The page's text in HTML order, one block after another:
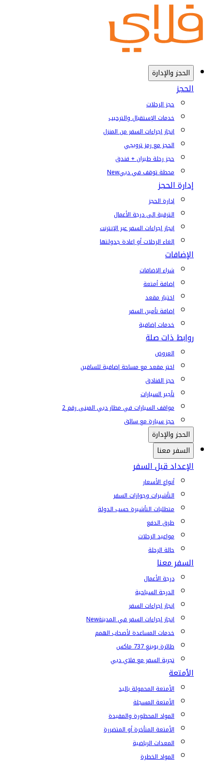
الحجز والإدارة
الحجز
حجز الرحلات
خدمات الإستقبال والترحيب
إنجاز إجراءات السفر من المنزل
الحجز مع رمز ترويجي
حجز رحلة طيران + فندق
محطة توقف في دبيNew
إدارة الحجز
إدارة الحجز
الترقية إلى درجة الأعمال
إنجاز إجراءات السفر عبر الإنترنت
إلغاء الرحلات أو إعادة جدولتها
الإضافات
شراء الإضافات
إضافة أمتعة
اختيار مقعد
إضافة تأمين السفر
خدمات إضافية
روابط ذات صلة
العروض
اختر مقعد مع مساحة إضافية للساقين
حجز الفنادق
تأجير السيارات
مواقف السيارات في مطار دبي المبنى رقم 2
حجز سيارة مع سائق
الحجز والإدارة
السفر معنا
الإعداد قبل السفر
أنواع الأسعار
التأشيرات وجوازات السفر
متطلبات التأشيرة حسب الدولة
طرق الدفع
مواعيد الرحلات
حالة الرحلة
السفر معنا
درجة الأعمال
الدرجة السياحية
إنجاز إجراءات السفر
إنجاز إجراءات السفر في المدينةNew
خدمات المساعدة لأصحاب الهمم
طائرة بوينغ 737 ماكس
تجربة السفر مع فلاي دبي
الأمتعة
الأمتعة المحمولة باليد
الأمتعة المسجلة
المواد المحظورة والمقيدة
الأمتعة المتأخرة أو المتضررة
المعدات الرياضية
المواد الخطرة